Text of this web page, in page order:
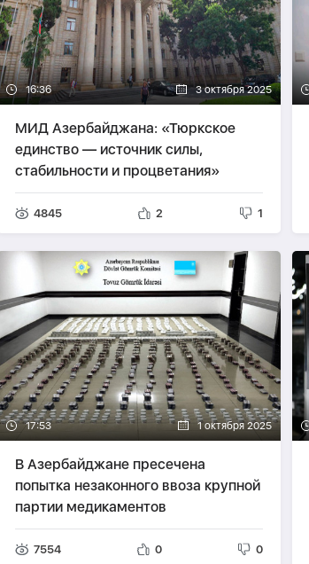
16:36 3 октября 2025
МИД Азербайджана: «Тюркское
единство — источник силы,
стабильности и процветания»
4845 2 1
17:53 1 октября 2025
В Азербайджане пресечена
попытка незаконного ввоза крупной
партии медикаментов
7554 0 0